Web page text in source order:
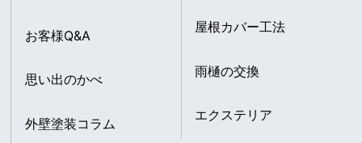
お客様Q&A
思い出のかべ
外壁塗装コラム
屋根カバー工法
雨樋の交換
エクステリア